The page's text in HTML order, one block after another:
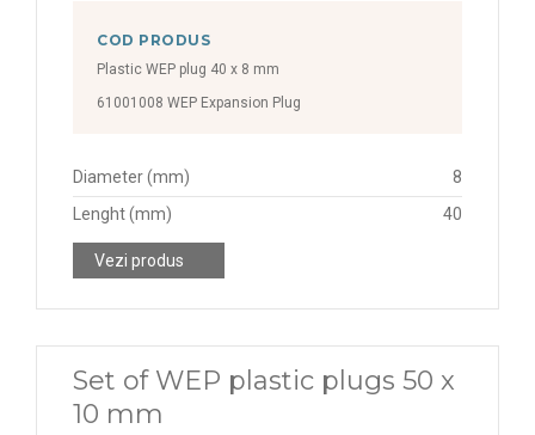
COD PRODUS
Plastic WEP plug 40 x 8 mm
61001008 WEP Expansion Plug
Diameter (mm)
8
Lenght (mm)
40
Vezi produs
Set of WEP plastic plugs 50 x
10 mm